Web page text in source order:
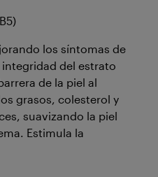
los síntomas de
del estrato
de la piel al
grasos, colesterol y
suavizando la piel
Estimula la